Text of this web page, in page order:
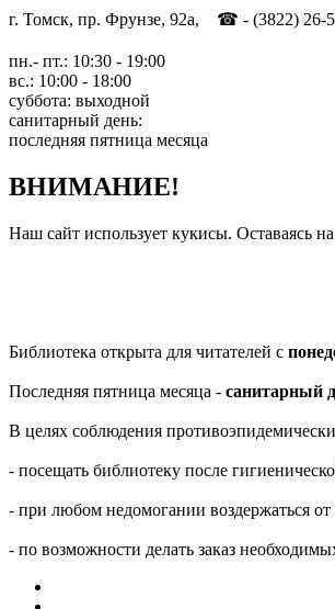
г. Томск, пр. Фрунзе, 92а, ☎ - (3822)
пн.- пт.: 10:30 - 19:00
вс.: 10:00 - 18:00
суббота: выходной
санитарный день:
последняя пятница месяца
ВНИМАНИЕ!
Наш сайт использует кукисы. Оставаясь
Библиотека открыта для читателей с
Последняя пятница месяца - санитарный
В целях соблюдения
- посещать библиотеку после
- при любом недомогании воздержаться
- по возможности делать заказ